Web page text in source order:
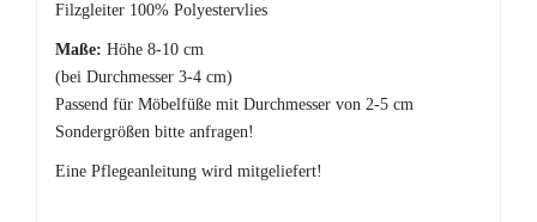
Filzgleiter 100% Polyestervlies
Maße: Höhe 8-10 cm
(bei Durchmesser 3-4 cm)
Passend für Möbelfüße mit Durchmesser von 2-5 cm
Sondergrößen bitte anfragen!
Eine Pflegeanleitung wird mitgeliefert!